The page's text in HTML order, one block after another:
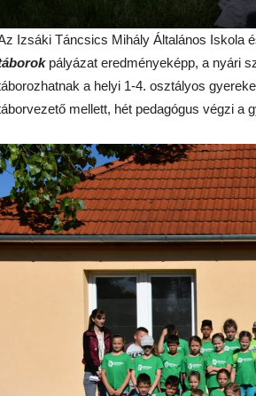
Izsáki Táncsics Mihály Általános Iskola
pályázat eredményeképp, a nyári
a helyi 1-4. osztályos
mellett, hét pedagógus végzi a